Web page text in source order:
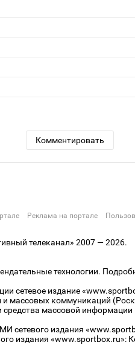
Комментировать
Реклама на портале
телеканал» 2007 — 2026.
технологии.
сетевое издание
и массовых коммуникаций
средства массовой
сетевого издания
издания «www.sportbox.ru»: